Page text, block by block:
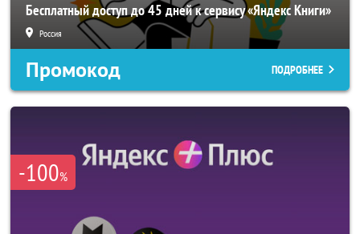
Бесплатный доступ до 45 дней к сервису «Яндекс Книги»
Россия
Промокод ПОДРОБНЕЕ
-100%